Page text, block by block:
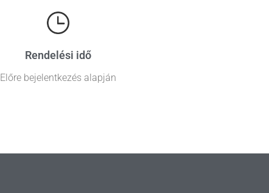
Rendelési idő
Előre bejelentkezés alapján